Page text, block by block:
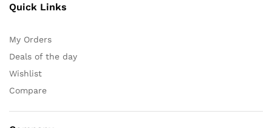
Quick Links
My Orders
Deals of the day
Wishlist
Compare